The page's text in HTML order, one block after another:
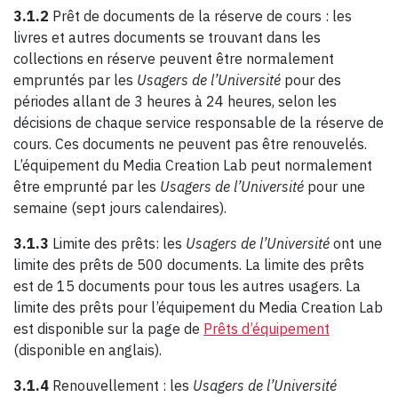
3.1.2 Prêt de documents de la réserve de cours : les
livres et autres documents se trouvant dans les
collections en réserve peuvent être normalement
empruntés par les Usagers de l’Université pour des
périodes allant de 3 heures à 24 heures, selon les
décisions de chaque service responsable de la réserve de
cours. Ces documents ne peuvent pas être renouvelés.
L’équipement du Media Creation Lab peut normalement
être emprunté par les Usagers de l’Université pour une
semaine (sept jours calendaires).
3.1.3 Limite des prêts: les Usagers de l’Université ont une
limite des prêts de 500 documents. La limite des prêts
est de 15 documents pour tous les autres usagers. La
limite des prêts pour l’équipement du Media Creation Lab
est disponible sur la page de Prêts d’équipement
(disponible en anglais).
3.1.4 Renouvellement : les Usagers de l’Université